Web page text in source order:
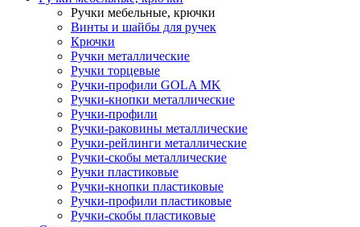
Ручки мебельные, крючки
Винты и шайбы для ручек
Крючки
Ручки металлические
Ручки торцевые
Ручки-профили GOLA MK
Ручки-кнопки металлические
Ручки-профили
Ручки-раковины металлические
Ручки-рейлинги металлические
Ручки-скобы металлические
Ручки пластиковые
Ручки-кнопки пластиковые
Ручки-профили пластиковые
Ручки-скобы пластиковые